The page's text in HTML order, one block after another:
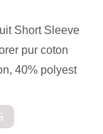
Short Sleeve
pur coton
40% polyest